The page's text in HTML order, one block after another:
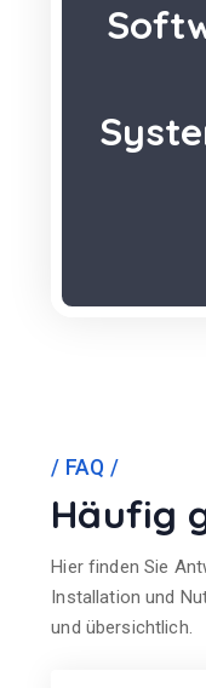
FAQ
Häufig
Hier finden Sie
Installation und
und übersichtlich.